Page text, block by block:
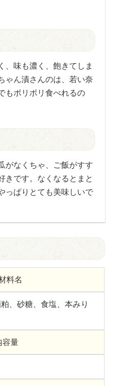
、味も濃く、飽きてしま
ゃん漬さんのは、若い奈
もポリポリ食べれるの
がなくちゃ、ご飯がすす
きです。なくなるとまと
っぱりとても美味しいで
料名
、砂糖、食塩、本みり
容量